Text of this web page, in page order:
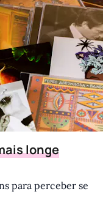
longe
para perceber se